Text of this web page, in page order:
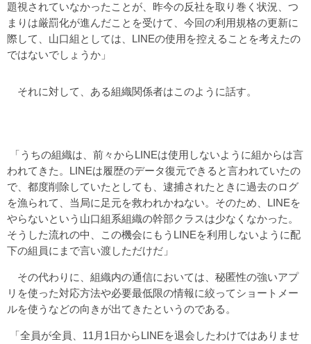
題視されていなかったことが、昨今の反社を取り巻く状況、つ
まりは厳罰化が進んだことを受けて、今回の利用規格の更新に
際して、山口組としては、LINEの使用を控えることを考えたの
ではないでしょうか」
それに対して、ある組織関係者はこのように話す。
「うちの組織は、前々からLINEは使用しないように組からは言
われてきた。LINEは履歴のデータ復元できると言われていたの
で、都度削除していたとしても、逮捕されたときに過去のログ
を漁られて、当局に足元を救われかねない。そのため、LINEを
やらないという山口組系組織の幹部クラスは少なくなかった。
そうした流れの中、この機会にもうLINEを利用しないように配
下の組員にまで言い渡しただけだ」
その代わりに、組織内の通信においては、秘匿性の強いアプ
リを使った対応方法や必要最低限の情報に絞ってショートメー
ルを使うなどの向きが出てきたというのである。
「全員が全員、11月1日からLINEを退会したわけではありませ